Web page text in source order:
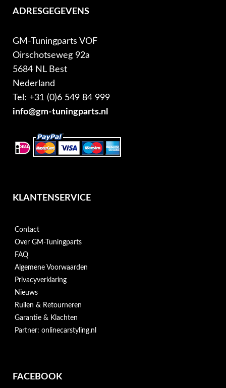
ADRESGEGEVENS
GM-Tuningparts VOF
Oirschotseweg 92a
5684 NL Best
Nederland
Tel: +31 (0)6 549 84 999
info@gm-tuningparts.nl
KLANTENSERVICE
Contact
Over GM-Tuningparts
FAQ
Algemene Voorwaarden
Privacyverklaring
Nieuws
Ruilen & Retourneren
Garantie & Klachten
Partner: onlinecarstyling.nl
FACEBOOK